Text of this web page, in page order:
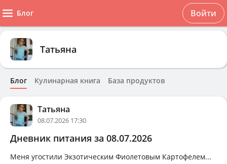
Блог Войти
Татьяна
Блог Кулинарная книга База продуктов
Татьяна
08.07.2026 17:30
Дневник питания за 08.07.2026
Меня угостили Экзотическим Фиолетовым Картофелем...